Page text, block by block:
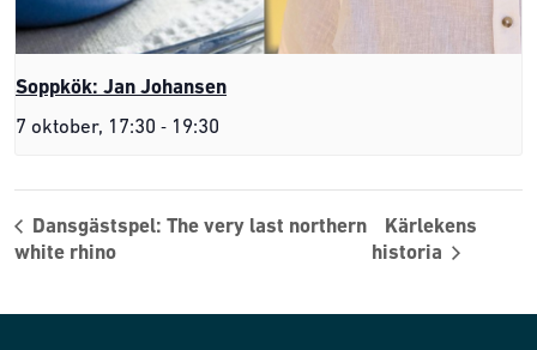
Soppkök: Jan Johansen
7 oktober, 17:30 - 19:30
Dansgästspel: The very last northern
white rhino
Kärlekens
historia